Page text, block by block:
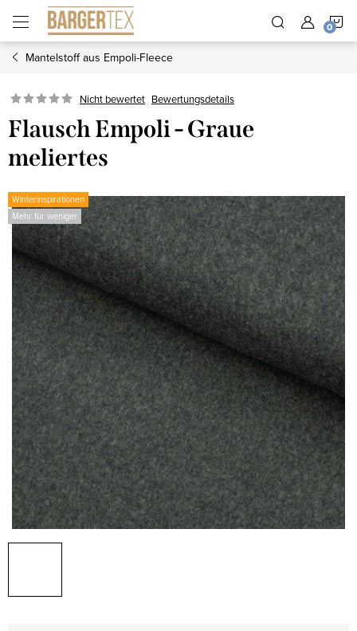
Inhalt
springen
Mantelstoff aus Empoli-Fleece
Nicht bewertet Bewertungsdetails
Flausch Empoli - Graue
meliertes
Winterinspirationen
Mehr für weniger